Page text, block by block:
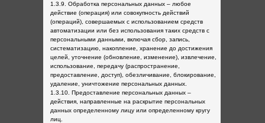
1.3.9. Обработка персональных данных – любое
действие (операция) или совокупность действий
(операций), совершаемых с использованием средств
автоматизации или без использования таких средств с
персональными данными, включая сбор, запись,
систематизацию, накопление, хранение до достижения
целей, уточнение (обновление, изменение), извлечение,
использование, передачу (распространение,
предоставление, доступ), обезличивание, блокирование,
удаление, уничтожение персональных данных.
1.3.10. Предоставление персональных данных –
действия, направленные на раскрытие персональных
данных определенному лицу или определенному кругу
лиц.